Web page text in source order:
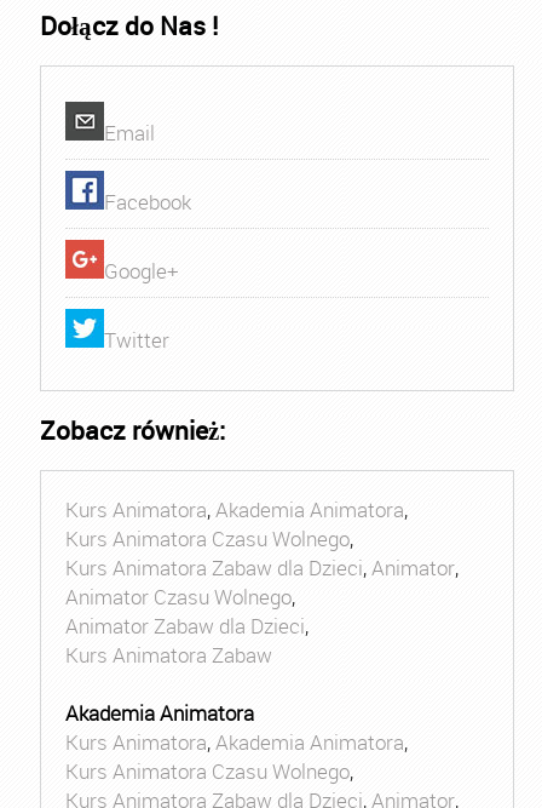
Dołącz do Nas !
Email
Facebook
Google+
Twitter
Zobacz również:
Kurs Animatora,Akademia Animatora,
Kurs Animatora Czasu Wolnego,
Kurs Animatora Zabaw dla Dzieci,Animator,
Animator Czasu Wolnego,
Animator Zabaw dla Dzieci,
Kurs Animatora Zabaw
Akademia Animatora
Kurs Animatora,Akademia Animatora,
Kurs Animatora Czasu Wolnego,
Kurs Animatora Zabaw dla Dzieci,Animator,